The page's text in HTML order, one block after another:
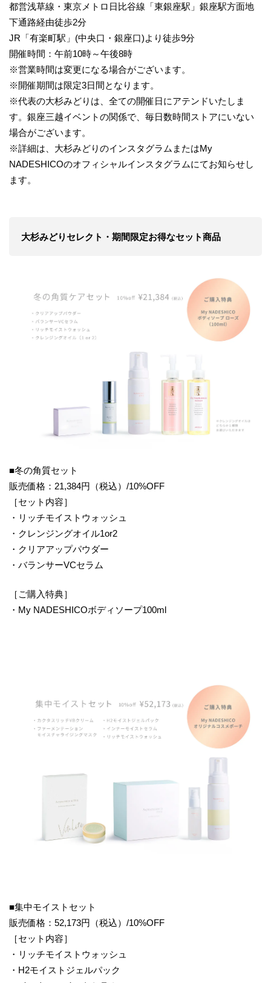
都営浅草線・東京メトロ日比谷線「東銀座駅」銀座駅方面地
下通路経由徒歩2分
JR「有楽町駅」(中央口・銀座口)より徒歩9分
開催時間：午前10時～午後8時
※営業時間は変更になる場合がございます。
※開催期間は限定3日間となります。
※代表の大杉みどりは、全ての開催日にアテンドいたしま
す。銀座三越イベントの関係で、毎日数時間ストアにいない
場合がございます。
※詳細は、大杉みどりのインスタグラムまたはMy
NADESHICOのオフィシャルインスタグラムにてお知らせし
ます。
大杉みどりセレクト・期間限定お得なセット商品
■冬の角質セット
販売価格：21,384円（税込）/10%OFF
［セット内容］
・リッチモイストウォッシュ
・クレンジングオイル1or2
・クリアアップパウダー
・バランサーVCセラム
［ご購入特典］
・My NADESHICOボディソープ100ml
■集中モイストセット
販売価格：52,173円（税込）/10%OFF
［セット内容］
・リッチモイストウォッシュ
・H2モイストジェルパック